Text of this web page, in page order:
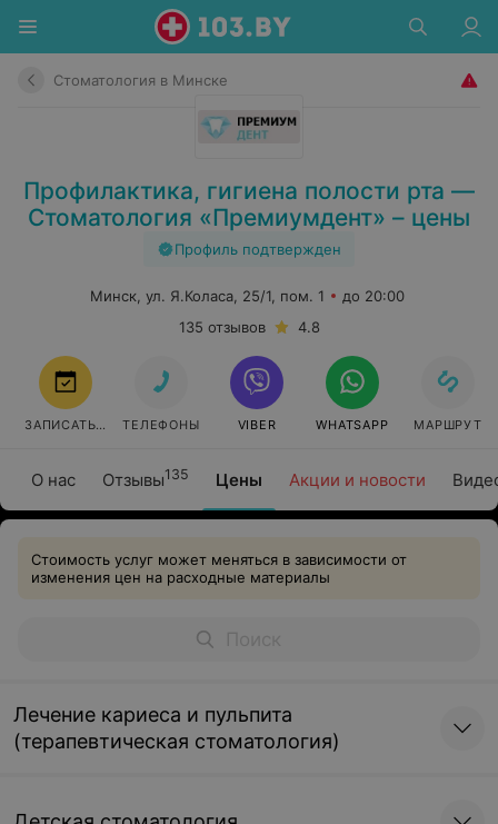
Стоматология в Минске
Профилактика, гигиена полости рта —
Стоматология «Премиумдент» – цены
Профиль подтвержден
О нас Отзывы135 Цены Акции и новости
Минск, ул. Я.Коласа, 25/1, пом. 1
до 20:00
135 отзывов
4.8
ЗАПИСАТЬСЯ ТЕЛЕФОНЫ VIBER WHATSAPP МАРШРУТ
Стоимость услуг может меняться в зависимости от
изменения цен на расходные материалы
Лечение кариеса и пульпита
(терапевтическая стоматология)